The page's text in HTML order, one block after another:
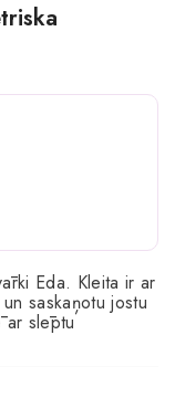
Eda. Kleita ir ar
saskaņotu jostu
ar slēptu